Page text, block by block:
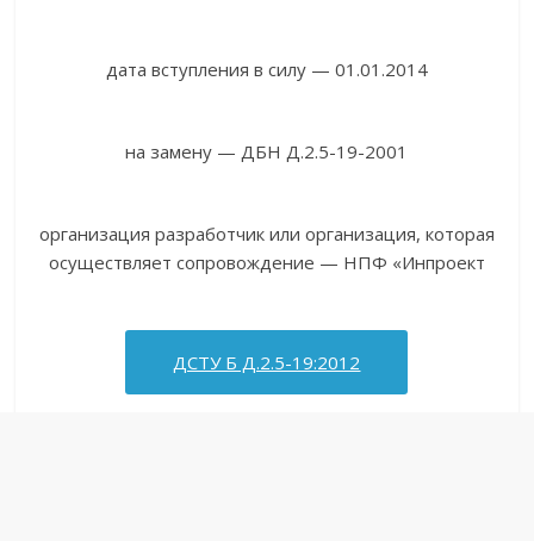
дата вступления в силу — 01.01.2014
на замену — ДБН Д.2.5-19-2001
организация разработчик или организация, которая
осуществляет сопровождение — НПФ «Инпроект
ДСТУ Б Д.2.5-19:2012